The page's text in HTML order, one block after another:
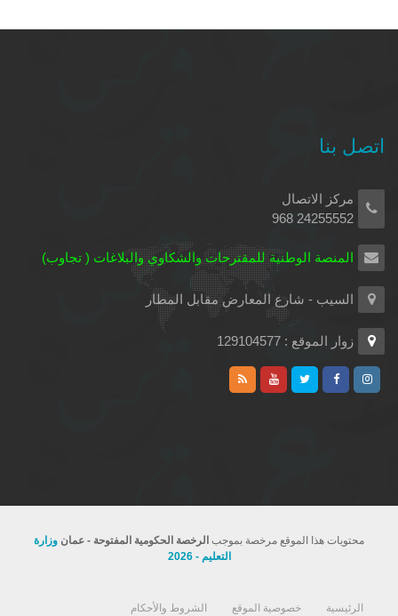
اتصل بنا
مركز الاتصال
24255552 968
المنصة الوطنية للمقترحات والشكاوي والبلاغات ( تجاوب)
السيب - شارع المعارض مقابل المطار
زوار الموقع : 129104577
محتويات هذا الموقع مرخصة بموجب الرخصة الحكومية المفتوحة - عمان وزارة
التعليم - 2026
الرئيسية خصوصية الموقع الشروط والأحكام